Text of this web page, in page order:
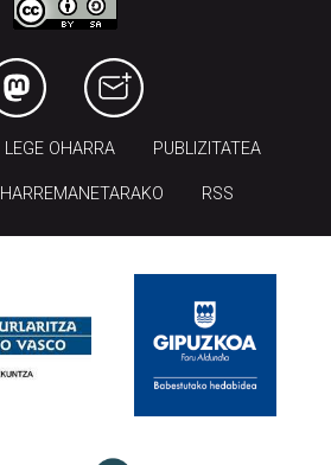
LEGE OHARRA PUBLIZITATEA
HARREMANETARAKO RSS